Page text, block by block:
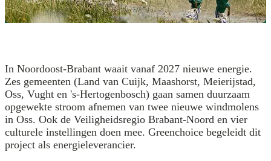
In Noordoost-Brabant waait vanaf 2027 nieuwe energie.
Zes gemeenten (Land van Cuijk, Maashorst, Meierijstad,
Oss, Vught en 's-Hertogenbosch) gaan samen duurzaam
opgewekte stroom afnemen van twee nieuwe windmolens
in Oss. Ook de Veiligheidsregio Brabant-Noord en vier
culturele instellingen doen mee. Greenchoice begeleidt dit
project als energieleverancier.